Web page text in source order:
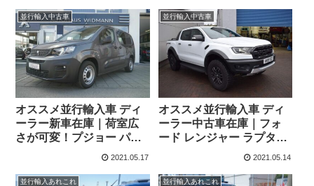
ハンドル
並行輸入中古車
オススメ並行輸入車 ディ
ーラー新車在庫｜荷室広
さが可変！プジョー パー
トナー(パルトネール) フレ
グボディ) EAT8 左ハンド
2021.05.17
並行輸入中古車
オススメ並行輸入車 ディ
ーラー中古車在庫｜フォ
ード レンジャー ラプター
2021.05.14
並行輸入あれこれ 並行輸入あれこれ